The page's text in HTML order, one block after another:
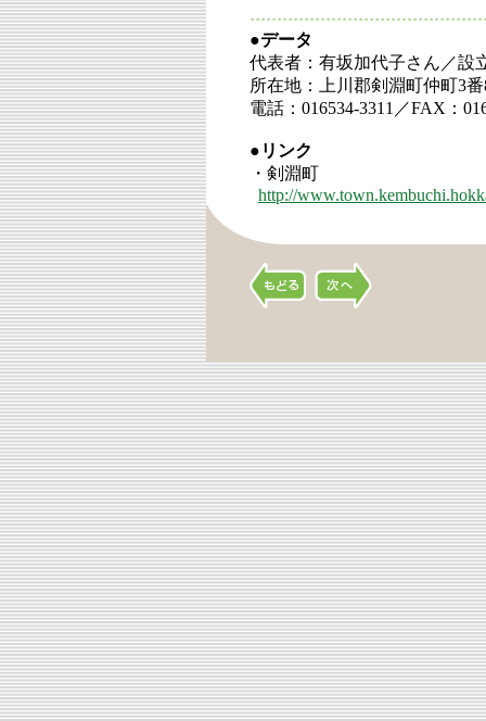
●データ
代表者：有坂加代子さん／設
所在地：上川郡剣淵町仲町3
電話：016534-3311／FAX：
●リンク
・剣淵町
http://